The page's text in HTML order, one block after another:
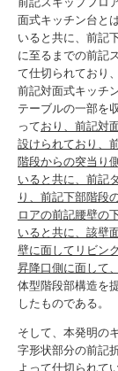
面式キッチン台と
いると共に、前記
に至るまでの前記
て仕切られており
前記対面式キッチ
テーブルの一部を
っており、前記対
設けられており、
階段からの突当り
いると共に、前記
り、前記下部階段
ロアの前記腰壁の
いると共に、該壁
壁に面してリビン
昇降口側に面して
体型階段部構造を
したものである。
そして、本発明の
字形状部分の前記
よって仕切られて